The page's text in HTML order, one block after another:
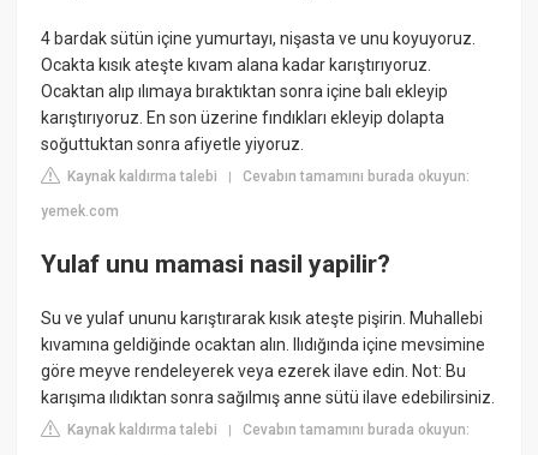
4 bardak sütün içine yumurtayı, nişasta ve unu koyuyoruz.
Ocakta kısık ateşte kıvam alana kadar karıştırıyoruz.
Ocaktan alıp ılımaya bıraktıktan sonra içine balı ekleyip
karıştırıyoruz. En son üzerine fındıkları ekleyip dolapta
soğuttuktan sonra afiyetle yiyoruz.
Kaynak kaldırma talebi |Cevabın tamamını burada okuyun:
yemek.com
Yulaf unu mamasi nasil yapilir?
Su ve yulaf ununu karıştırarak kısık ateşte pişirin. Muhallebi
kıvamına geldiğinde ocaktan alın. Ilıdığında içine mevsimine
göre meyve rendeleyerek veya ezerek ilave edin. Not: Bu
karışıma ılıdıktan sonra sağılmış anne sütü ilave edebilirsiniz.
Kaynak kaldırma talebi |Cevabın tamamını burada okuyun: